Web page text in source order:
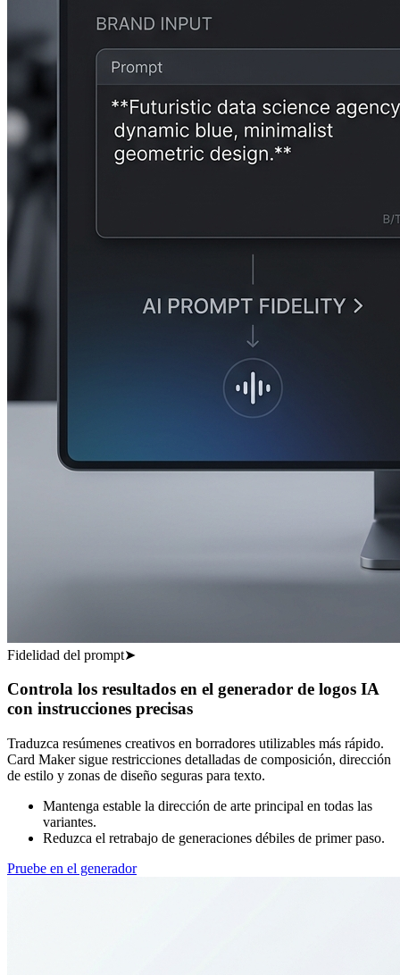
Fidelidad del prompt➤
Controla los resultados en el generador de logos IA
con instrucciones precisas
Traduzca resúmenes creativos en borradores utilizables más rápido.
Card Maker sigue restricciones detalladas de composición, dirección
de estilo y zonas de diseño seguras para texto.
Mantenga estable la dirección de arte principal en todas las
variantes.
Reduzca el retrabajo de generaciones débiles de primer paso.
Pruebe en el generador